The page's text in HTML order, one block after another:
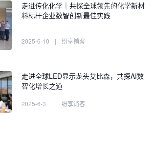
走进传化化学｜共探全球领先的化学新材
料标杆企业数智创新最佳实践
2025-6-10 | 纷享销客
走进全球LED显示龙头艾比森，共探AI数
智化增长之道
2025-6-3 | 纷享销客